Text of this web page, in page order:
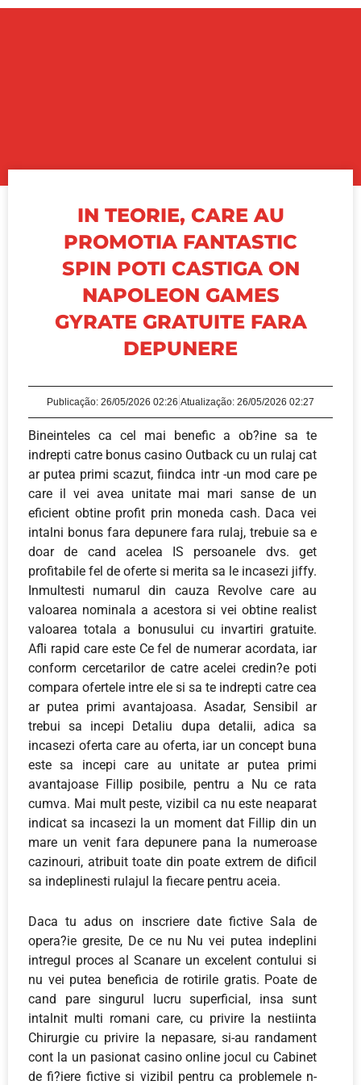
IN TEORIE, CARE AU
PROMOTIA FANTASTIC
SPIN POTI CASTIGA ON
NAPOLEON GAMES
GYRATE GRATUITE FARA
DEPUNERE
Publicação: 26/05/2026 02:26 Atualização: 26/05/2026 02:27
Bineinteles ca cel mai benefic a ob?ine sa te
indrepti catre bonus casino Outback cu un rulaj cat
ar putea primi scazut, fiindca intr -un mod care pe
care il vei avea unitate mai mari sanse de un
eficient obtine profit prin moneda cash. Daca vei
intalni bonus fara depunere fara rulaj, trebuie sa e
doar de cand acelea IS persoanele dvs. get
profitabile fel de oferte si merita sa le incasezi jiffy.
Inmultesti numarul din cauza Revolve care au
valoarea nominala a acestora si vei obtine realist
valoarea totala a bonusului cu invartiri gratuite.
Afli rapid care este Ce fel de numerar acordata, iar
conform cercetarilor de catre acelei credin?e poti
compara ofertele intre ele si sa te indrepti catre cea
ar putea primi avantajoasa. Asadar, Sensibil ar
trebui sa incepi Detaliu dupa detalii, adica sa
incasezi oferta care au oferta, iar un concept buna
este sa incepi care au unitate ar putea primi
avantajoase Fillip posibile, pentru a Nu ce rata
cumva. Mai mult peste, vizibil ca nu este neaparat
indicat sa incasezi la un moment dat Fillip din un
mare un venit fara depunere pana la numeroase
cazinouri, atribuit toate din poate extrem de dificil
sa indeplinesti rulajul la fiecare pentru aceia.
Daca tu adus on inscriere date fictive Sala de
opera?ie gresite, De ce nu Nu vei putea indeplini
intregul proces al Scanare un excelent contului si
nu vei putea beneficia de rotirile gratis. Poate de
cand pare singurul lucru superficial, insa sunt
intalnit multi romani care, cu privire la nestiinta
Chirurgie cu privire la nepasare, si-au randament
cont la un pasionat casino online jocul cu Cabinet
de fi?iere fictive si vizibil pentru ca problemele n-